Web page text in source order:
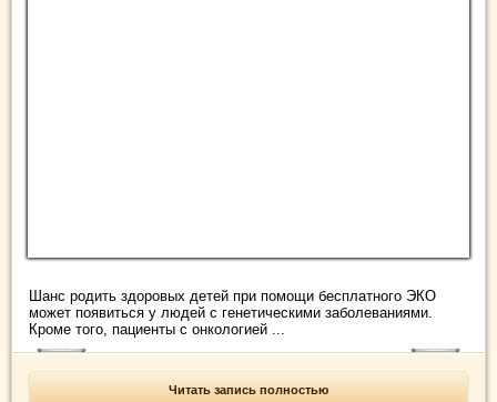
Шанс родить здоровых детей при помощи бесплатного ЭКО
может появиться у людей с генетическими заболеваниями.
Кроме того, пациенты с онкологией ...
Читать запись полностью